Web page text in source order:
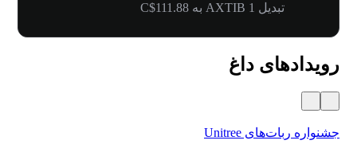
تبدیل 1 AXTIB به C$111.88
رویدادهای داغ
جشنواره ربات‌های Unitree